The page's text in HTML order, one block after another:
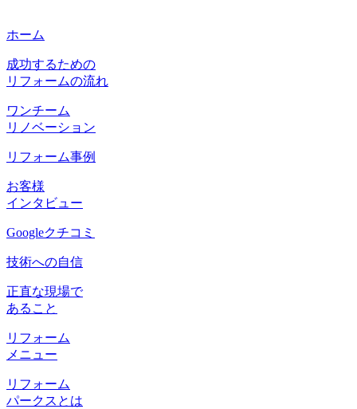
ホーム
成功するための
リフォームの流れ
ワンチーム
リノベーション
リフォーム事例
お客様
インタビュー
Googleクチコミ
技術への自信
正直な現場で
あること
リフォーム
メニュー
リフォーム
パークスとは